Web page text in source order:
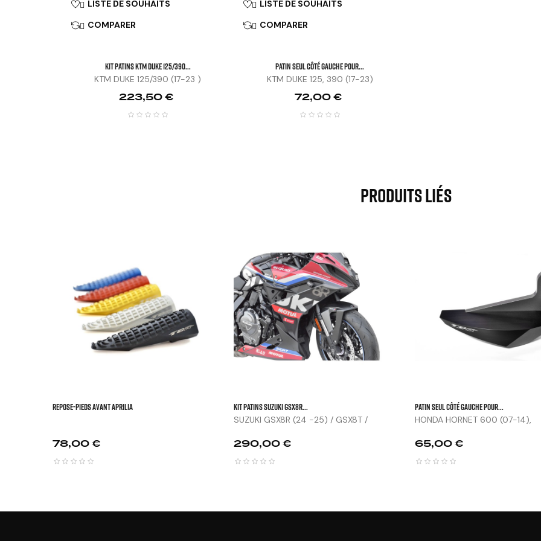
 LISTE DE SOUHAITS
 COMPARER
KIT PATINS KTM DUKE 125/390...
KTM DUKE 125/390 (17-23 )
Prix
223,50 €
 LISTE DE SOUHAITS
 COMPARER
Patin Seul Côté Gauche Pour...
KTM DUKE 125, 390 (17-23)
Prix
72,00 €
Produits Liés

REPOSE-PIEDS AVANT APRILIA
Prix
78,00 €
KIT PATINS SUZUKI GSX8R...
SUZUKI GSX8R (24 -25) / GSX8T /
Prix
290,00 €
Patin Seul Côté Gauche Pour...
HONDA HORNET 600 (07-14),
Prix
65,00 €